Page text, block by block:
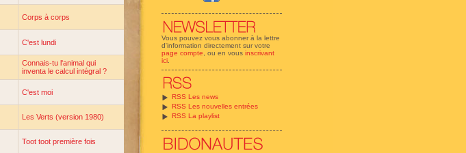
Vous pouvez vous abonner à la lettre
d'information directement sur votre
page compte , ou en vous inscrivant
ici
RSS Les news
RSS Les nouvelles entrées
RSS La playlist
Corps à corps
C'est lundi
Connais-tu l'animal qui
inventa le calcul intégral ?
C'est moi
Les Verts (version 1980)
Toot toot première fois